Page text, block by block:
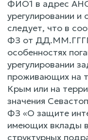
ФИО1 в адрес
урегулировании и
следует, что в
ФЗ от
особенностях
урегулировании
проживающих на
Крым или на
значения
ФЗ «О защите
имеющих вклады
структурных